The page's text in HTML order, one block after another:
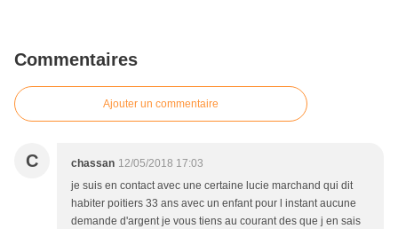
Commentaires
Ajouter un commentaire
C chassan 12/05/2018 17:03
je suis en contact avec une certaine lucie marchand qui dit
habiter poitiers 33 ans avec un enfant pour l instant aucune
demande d'argent je vous tiens au courant des que j en sais